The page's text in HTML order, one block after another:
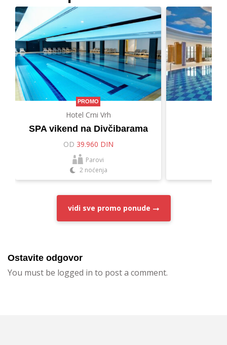
PROMO
Hotel Crni Vrh
SPA vikend na Divčibarama
OD 39.960 DIN
Parovi
2 noćenja
vidi sve promo ponude
Ostavite odgovor
You must be logged in to post a comment.